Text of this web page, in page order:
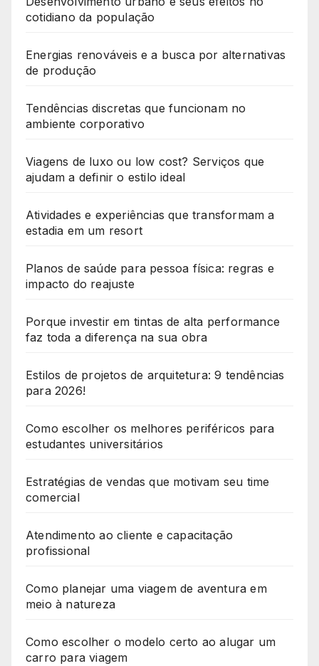
cotidiano da população
Energias renováveis e a busca por alternativas
de produção
Tendências discretas que funcionam no
ambiente corporativo
Viagens de luxo ou low cost? Serviços que
ajudam a definir o estilo ideal
Atividades e experiências que transformam a
estadia em um resort
Planos de saúde para pessoa física: regras e
impacto do reajuste
Porque investir em tintas de alta performance
faz toda a diferença na sua obra
Estilos de projetos de arquitetura: 9 tendências
para 2026!
Como escolher os melhores periféricos para
estudantes universitários
Estratégias de vendas que motivam seu time
comercial
Atendimento ao cliente e capacitação
profissional
Como planejar uma viagem de aventura em
meio à natureza
Como escolher o modelo certo ao alugar um
carro para viagem